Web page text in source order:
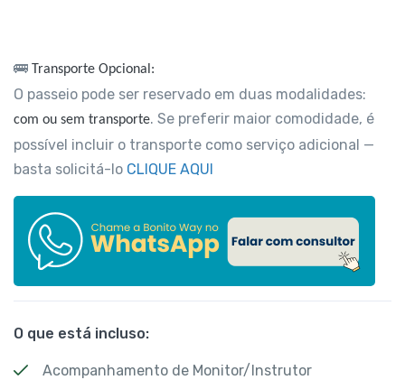
🚌 Transporte Opcional:
O passeio pode ser reservado em duas modalidades:
com ou sem transporte. Se preferir maior comodidade, é
possível incluir o transporte como serviço adicional —
basta solicitá-lo CLIQUE AQUI
O que está incluso:
Acompanhamento de Monitor/Instrutor